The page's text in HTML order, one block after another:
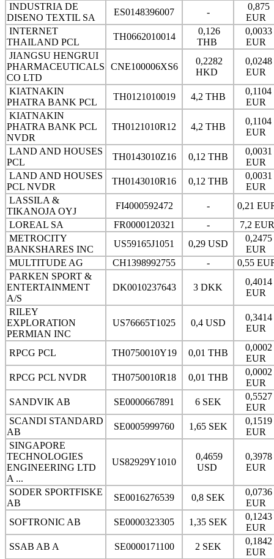
INDUSTRIA DE
DISENO TEXTIL SA
ES0148396007 -
0,875
EUR
INTERNET
THAILAND PCL
TH0662010014
0,126
THB
0,0033
EUR
JIANGSU HENGRUI
PHARMACEUTICALS
CO LTD
CNE100006XS6
0,2282
HKD
0,0248
EUR
KIATNAKIN
PHATRA BANK PCL
TH0121010019 4,2 THB
0,1104
EUR
KIATNAKIN
PHATRA BANK PCL
NVDR
TH0121010R12 4,2 THB
0,1104
EUR
LAND AND HOUSES
PCL
TH0143010Z16 0,12 THB
0,0031
EUR
LAND AND HOUSES
PCL NVDR
TH0143010R16 0,12 THB
0,0031
EUR
LASSILA &
TIKANOJA OYJ
FI4000592472 -
0,21
LOREAL SA
FR0000120321 -
7,2
METROCITY
BANKSHARES INC
US59165J1051 0,29 USD
0,2475
EUR
MULTITUDE AG
CH1398992755 -
0,55
PARKEN SPORT &
ENTERTAINMENT
A/S
DK0010237643 3 DKK
0,4014
EUR
RILEY
EXPLORATION
PERMIAN INC
US76665T1025 0,4 USD
0,3414
EUR
RPCG PCL TH0750010Y19 0,01 THB
0,0002
EUR
RPCG PCL NVDR
TH0750010R18 0,01 THB
0,0002
EUR
SANDVIK AB
SE0000667891 6 SEK
0,5527
EUR
SCANDI STANDARD
AB
SE0005999760 1,65 SEK
0,1519
EUR
SINGAPORE
TECHNOLOGIES
ENGINEERING LTD
A ...
US82929Y1010
0,4659
USD
0,3978
EUR
SODER SPORTFISKE
AB
SE0016276539 0,8 SEK
0,0736
EUR
SOFTRONIC AB
SE0000323305 1,35 SEK
0,1243
EUR
SSAB AB A
SE0000171100 2 SEK
0,1842
EUR